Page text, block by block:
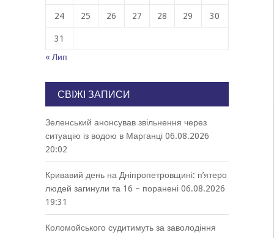
24 25 26 27 28 29 30
31
« Лип
СВІЖІ ЗАПИСИ
Зеленський анонсував звільнення через
ситуацію із водою в Марганці 06.08.2026
20:02
Кривавий день на Дніпропетровщині: п’ятеро
людей загинули та 16 – поранені 06.08.2026
19:31
Коломойського судитимуть за заволодіння